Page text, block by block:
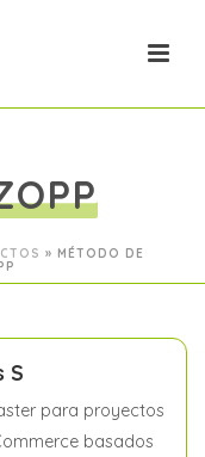
» MÉTODO DE
S
para proyectos
basados